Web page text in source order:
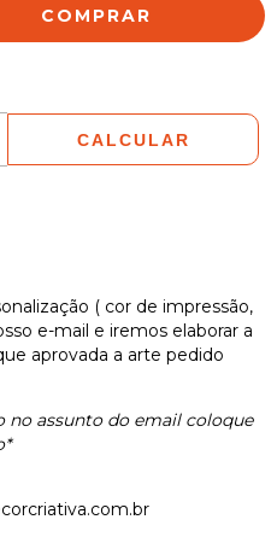
CALCULAR
( cor de impressão,
e-mail e iremos elaborar a
aprovada a arte pedido
no assunto do email coloque